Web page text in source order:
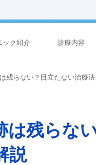
ック紹介 診療内容
残らない？目立たない治療
は残らな
説